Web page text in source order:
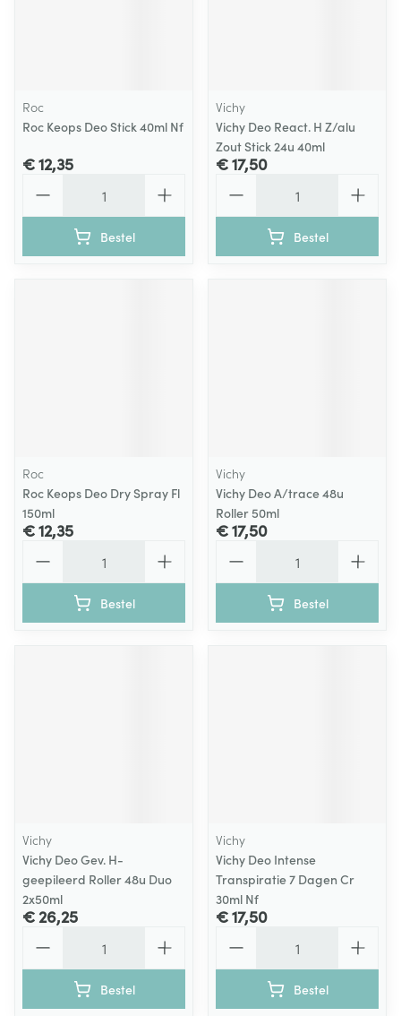
Roc
Roc Keops Deo Stick 40ml Nf
€ 12,35
Bestel
Vichy
Vichy Deo React. H Z/alu
Zout Stick 24u 40ml
€ 17,50
Bestel
Roc
Roc Keops Deo Dry Spray Fl
150ml
€ 12,35
Bestel
Vichy
Vichy Deo A/trace 48u
Roller 50ml
€ 17,50
Bestel
Vichy
Vichy Deo Gev. H-
geepileerd Roller 48u Duo
2x50ml
€ 26,25
Bestel
Vichy
Vichy Deo Intense
Transpiratie 7 Dagen Cr
30ml Nf
€ 17,50
Bestel